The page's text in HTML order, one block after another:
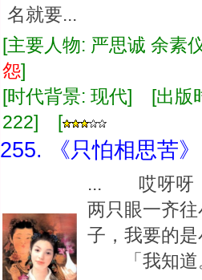
名就要...
[主要人物: 严思诚 余
怨]
[时代背景: 现代] [出
222] [
255. 《只怕相思苦》
... 哎呀呀
两只眼一齐
子，我要的
「我知道